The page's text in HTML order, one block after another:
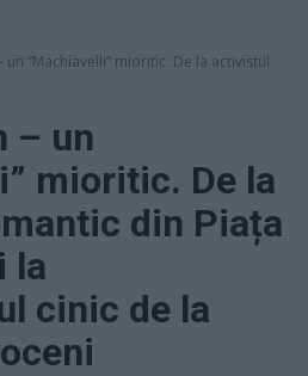
un ”Machiavelli” mioritic. De la activistul
– un
mioritic. De la
din Piața
la
cinic de la